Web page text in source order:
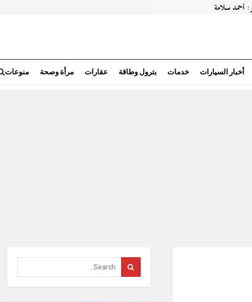
أخبار السيارات خدمات بترول وطاقة عقارات مرأة وصحة منوعات